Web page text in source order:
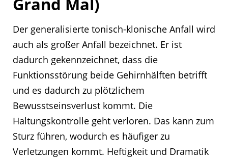
Der generalisierte tonisch-klonische Anfall wird
auch als großer Anfall bezeichnet. Er ist
dadurch gekennzeichnet, dass die
Funktionsstörung beide Gehirnhälften betrifft
und es dadurch zu plötzlichem
Bewusstseinsverlust kommt. Die
Haltungskontrolle geht verloren. Das kann zum
Sturz führen, wodurch es häufiger zu
Verletzungen kommt. Heftigkeit und Dramatik